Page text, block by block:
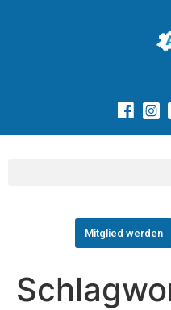
Mitglied werden